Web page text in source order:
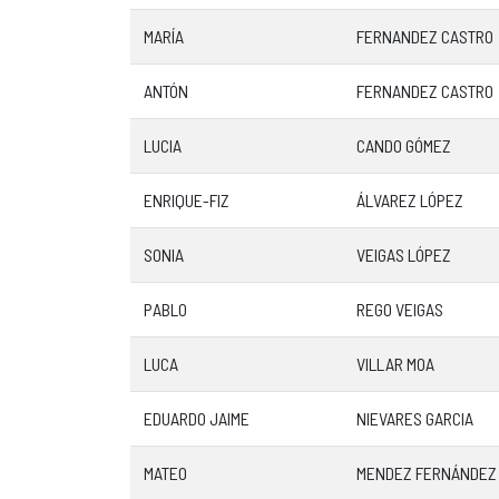
MARÍA FERNANDEZ CASTRO
ANTÓN FERNANDEZ CASTRO
LUCIA CANDO GÓMEZ
ENRIQUE-FIZ ÁLVAREZ LÓPEZ
SONIA VEIGAS LÓPEZ
PABLO REGO VEIGAS
LUCA VILLAR MOA
EDUARDO JAIME NIEVARES GARCIA
MATEO MENDEZ FERNÁNDEZ